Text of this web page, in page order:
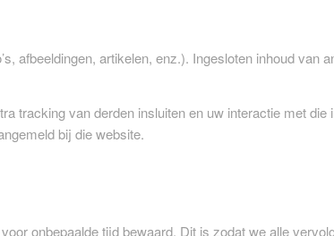
afbeeldingen, artikelen, enz.). Ingesloten inhoud van
tracking van derden insluiten en uw interactie met
bij die website.
onbepaalde tijd bewaard. Dit is zodat we alle